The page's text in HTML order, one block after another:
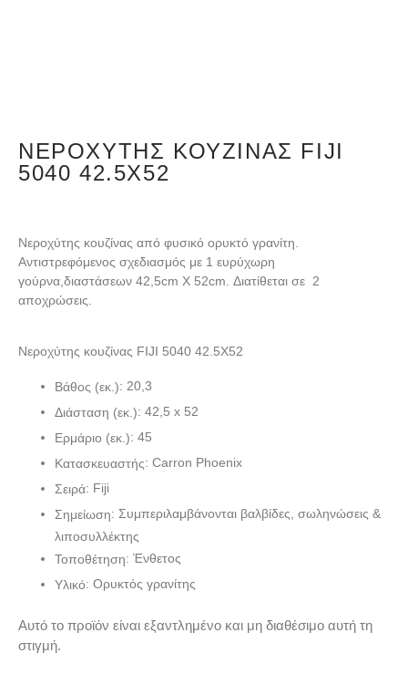
ΝΕΡΟΧΎΤΗΣ ΚΟΥΖΊΝΑΣ FIJI
5040 42.5X52
Νεροχύτης κουζίνας από φυσικό ορυκτό γρανίτη.
Αντιστρεφόμενος σχεδιασμός με 1 ευρύχωρη
γούρνα,διαστάσεων 42,5cm Χ 52cm. Διατίθεται σε 2
αποχρώσεις.
Νεροχύτης κουζίνας FIJI 5040 42.5X52
Βάθος (εκ.): 20,3
Διάσταση (εκ.): 42,5 x 52
Ερμάριο (εκ.): 45
Κατασκευαστής: Carron Phoenix
Σειρά: Fiji
Σημείωση: Συμπεριλαμβάνονται βαλβίδες, σωληνώσεις &
λιποσυλλέκτης
Τοποθέτηση: Ένθετος
Υλικό: Ορυκτός γρανίτης
Αυτό το προϊόν είναι εξαντλημένο και μη διαθέσιμο αυτή τη
στιγμή.